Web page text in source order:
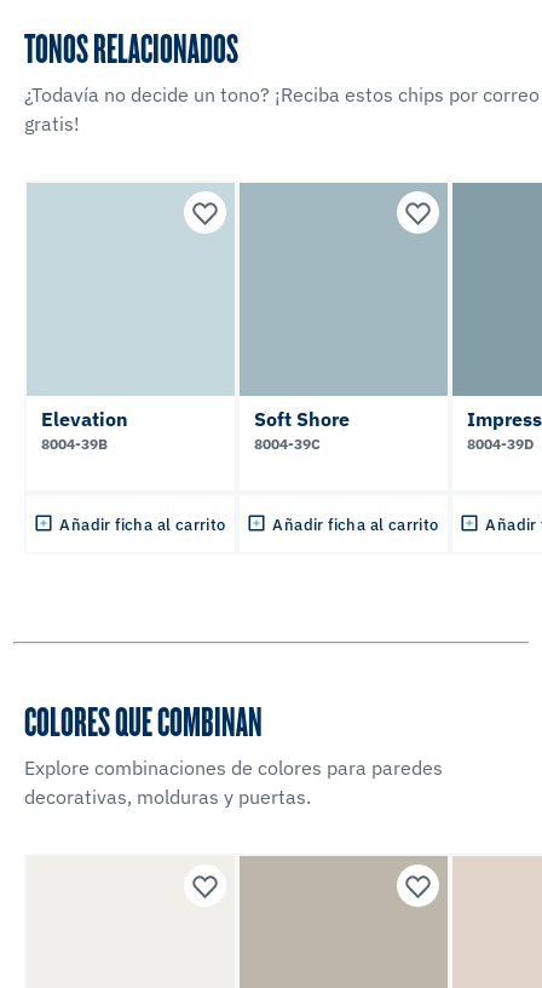
TONOS RELACIONADOS
¿Todavía no decide un tono? ¡Reciba estos chips por correo
gratis!
Elevation
8004-39B
Añadir ficha al carrito
Soft Shore
8004-39C
Añadir ficha al carrito
8004-39D
Añadir
COLORES QUE COMBINAN
Explore combinaciones de colores para paredes
decorativas, molduras y puertas.